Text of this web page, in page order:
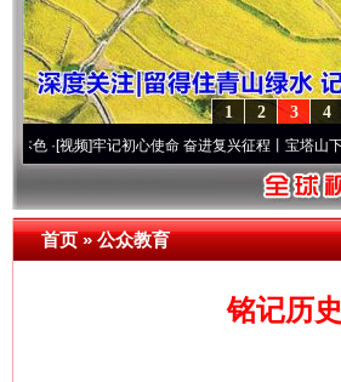
4
3
2
1
记初心使命 奋进复兴征程丨宝塔山下好光景..·[视
首页»公众教育
铭记历